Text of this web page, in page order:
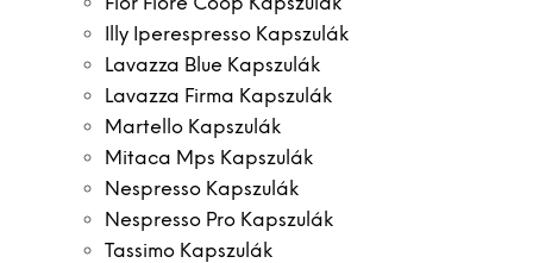
Fior Fiore Coop Kapszulák
Illy Iperespresso Kapszulák
Lavazza Blue Kapszulák
Lavazza Firma Kapszulák
Martello Kapszulák
Mitaca Mps Kapszulák
Nespresso Kapszulák
Nespresso Pro Kapszulák
Tassimo Kapszulák